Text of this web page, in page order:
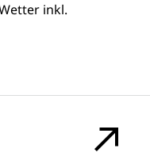
inkl.